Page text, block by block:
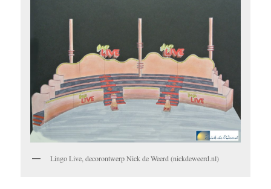
Lingo Live, decorontwerp Nick de Weerd (nickdeweerd.nl)